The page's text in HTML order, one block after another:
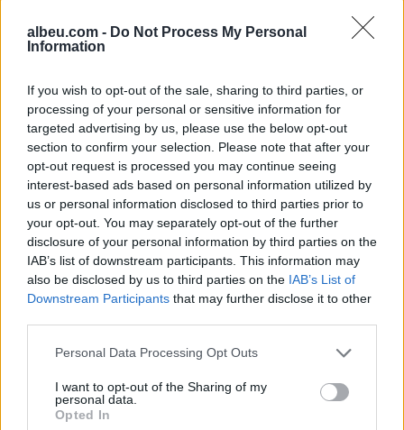
albeu.com - Do Not Process My Personal
Information
If you wish to opt-out of the sale, sharing to third parties, or
processing of your personal or sensitive information for
targeted advertising by us, please use the below opt-out
section to confirm your selection. Please note that after your
opt-out request is processed you may continue seeing
interest-based ads based on personal information utilized by
us or personal information disclosed to third parties prior to
your opt-out. You may separately opt-out of the further
disclosure of your personal information by third parties on the
IAB’s list of downstream participants. This information may
also be disclosed by us to third parties on the IAB’s List of
Downstream Participants that may further disclose it to other
Personal Data Processing Opt Outs
I want to opt-out of the Sharing of my
personal data.
Opted In
Shtuarmë20.05.2026 17:10
Nga gëzimi i dasmës te
dhimbja e madhe, Arianit
Hyri me Jet Ski në